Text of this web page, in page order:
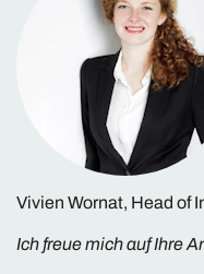
Vivien Wornat, Head of
Ich freue mich auf Ihre